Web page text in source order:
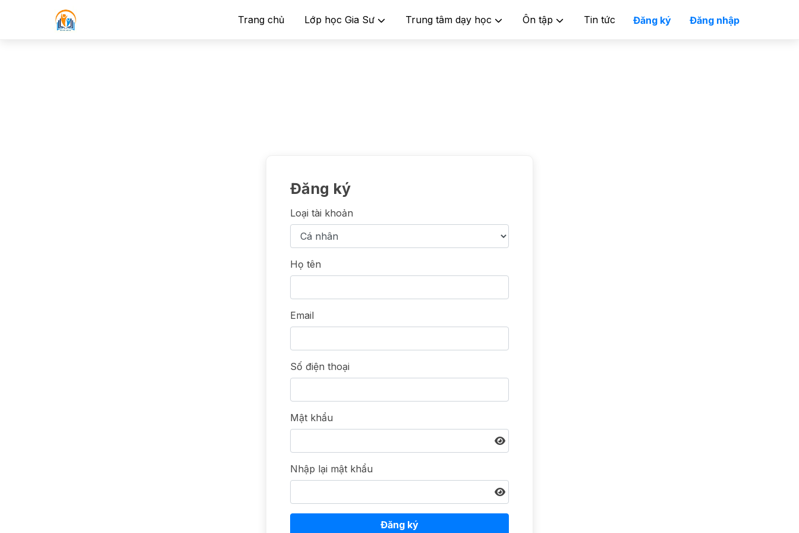
Đăng ký Đăng nhập
Trang chủ Lớp học Gia Sư Trung tâm dạy học Ôn tập Tin tức
Đăng ký
Loại tài khoản
Họ tên
Email
Số điện thoại
Mật khẩu
Nhập lại mật khẩu
Đăng ký